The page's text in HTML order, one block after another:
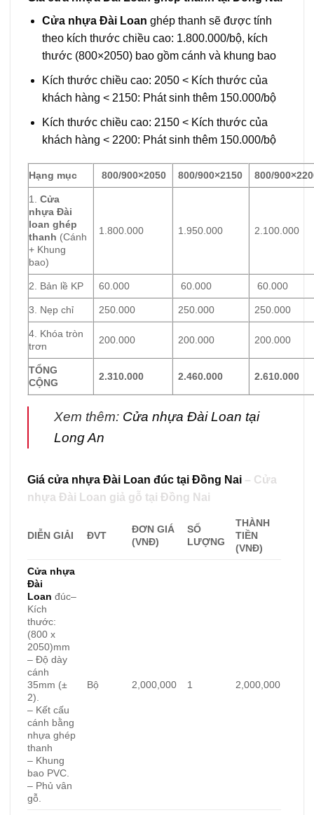
Cửa nhựa Đài Loan ghép thanh sẽ được tính
theo kích thước chiều cao: 1.800.000/bộ, kích
thước (800×2050) bao gồm cánh và khung bao
Kích thước chiều cao: 2050 < Kích thước của
khách hàng < 2150: Phát sinh thêm 150.000/bộ
Kích thước chiều cao: 2150 < Kích thước của
khách hàng < 2200: Phát sinh thêm 150.000/bộ
Hạng mục 800/900×2050 800/900×2150 800/
1. Cửa
nhựa Đài
loan ghép
thanh (Cánh
+ Khung
bao)
1.800.000 1.950.000 2.100.000
2. Bản lề KP 60.000 60.000 60.000
3. Nẹp chỉ 250.000 250.000 250.000
4. Khóa tròn
trơn
200.000 200.000 200.000
TỔNG
CỘNG
2.310.000 2.460.000 2.610.000
Xem thêm: Cửa nhựa Đài Loan tại
Long An
Giá cửa nhựa Đài Loan đúc tại Đồng Nai – Cửa
nhựa Đài Loan giả gỗ tại Đồng Nai
DIỄN GIẢI ĐVT
ĐƠN GIÁ
(VNĐ)
SỐ
LƯỢNG
THÀNH
TIỀN
(VNĐ)
Cửa nhựa
Đài
Loan đúc–
Kích
thước:
(800 x
2050)mm
– Độ dày
cánh
35mm (±
2).
– Kết cấu
cánh bằng
nhựa ghép
thanh
– Khung
bao PVC.
– Phủ vân
gỗ.
Bộ 2,000,000 1 2,000,000